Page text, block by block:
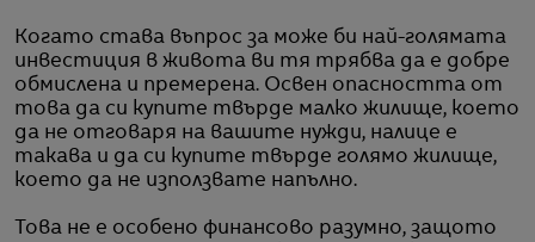
Когато става въпрос за може би най-голямата
инвестиция в живота ви тя трябва да е добре
обмислена и премерена. Освен опасността от
това да си купите твърде малко жилище, което
да не отговаря на вашите нужди, налице е
такава и да си купите твърде голямо жилище,
което да не използвате напълно.
Това не е особено финансово разумно, защото